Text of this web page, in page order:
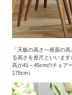
「天板の高さ―座面の
る高さを差尺といいま
高が41～45cmのチェア
175cm）